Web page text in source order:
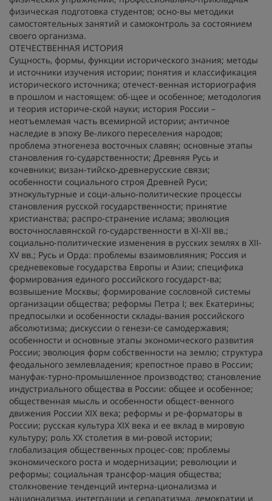
физическая подготовка студентов; осно-вы методики
самостоятельных занятий и самоконтроль за состоянием
своего организма.
ОТЕЧЕСТВЕННАЯ ИСТОРИЯ
Сущность, формы, функции исторического знания; методы
и источники изучения истории; понятия и классификация
исторического источника; отечест-венная историография
в прошлом и настоящем: об-щее и особенное; методология
и теория историче-ской науки; история России –
неотъемлемая часть всемирной истории; античное
наследие в эпоху Ве-ликого переселения народов;
проблема этногенеза восточных славян; основные этапы
становления го-сударственности; Древняя Русь и
кочевники; визан-тийско-древнерусские связи;
особенности социального строя Древней Руси;
этнокультурные и соци-ально-политические процессы
становления русской государственности; принятие
христианства; распро-странение ислама; эволюция
восточнославянской го-сударственности в XI-XII вв.;
социально-политические изменения в русских землях в XII-
XV вв.; Русь и Орда: проблемы взаимовлияния; Россия и
средневековые государства Европы и Азии; специфика
формирования единого российского государст-ва;
возвышение Москвы; формирование сословной системы
организации общества; реформы Петра I; век Екатерины;
предпосылки и особенности склады-вания российского
абсолютизма; дискуссии о генези-се самодержавия;
особенности и основные этапы экономического развития
России; эволюция форм собственности на землю; структура
феодального землевладения; крепостное право в России;
мануфак-турно-промышленное производство; становление
индустриального общества в России: общее и особенное;
общественная мысль и особенности общест-венного
движения России XIX века; реформы и ре-форматоры в
России; русская культура XIX века и ее вклад в мировую
культуру; роль XX столетия в ми-ровой истории;
глобализация общественных процес-сов; проблемы
экономического роста и модернизации; революции и
реформы; социальная трансфор-мация общества;
столкновение тенденций интерна-ционализма и
национализма, интеграции и сепаратизма, демократии и